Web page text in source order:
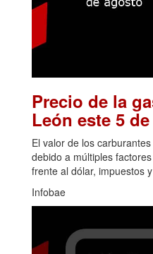
Precio de la
León este 5
El valor de los
debido a múltiples
frente al dólar, impuestos
Infobae